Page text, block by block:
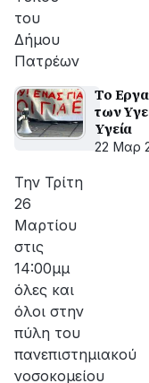
του
Δήμου
Πατρέων
Το
των
Υγεία
22 Μαρ
Την Τρίτη
26
Μαρτίου
στις
14:00μμ
όλες και
όλοι στην
πύλη του
πανεπιστημιακού
νοσοκομείου